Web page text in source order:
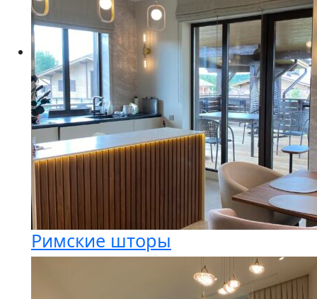
Римские шторы